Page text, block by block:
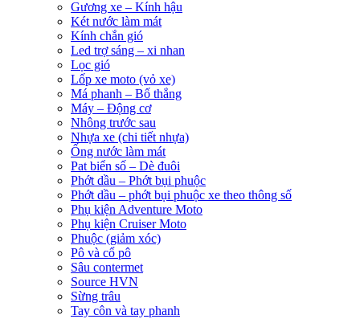
Gương xe – Kính hậu
Két nước làm mát
Kính chắn gió
Led trợ sáng – xi nhan
Lọc gió
Lốp xe moto (vỏ xe)
Má phanh – Bố thắng
Máy – Động cơ
Nhông trước sau
Nhựa xe (chi tiết nhựa)
Ống nước làm mát
Pat biển số – Dè đuôi
Phớt dầu – Phớt bụi phuộc
Phớt dầu – phớt bụi phuộc xe theo thông số
Phụ kiện Adventure Moto
Phụ kiện Cruiser Moto
Phuộc (giảm xóc)
Pô và cổ pô
Sâu contermet
Source HVN
Sừng trâu
Tay côn và tay phanh